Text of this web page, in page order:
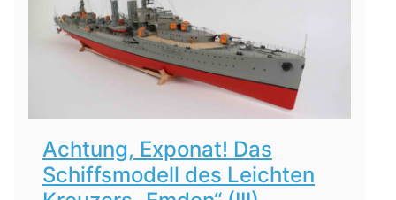
Achtung, Exponat! Das
Schiffsmodell des Leichten